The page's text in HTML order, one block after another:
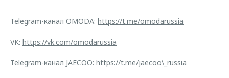
Telegram-канал OMODA: https://t.me/omodarussia
VK: https://vk.com/omodarussia
Telegram-канал JAECOO: https://t.me/jaecoo\_russia